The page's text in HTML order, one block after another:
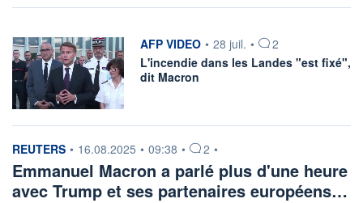
information fournie par
AFP VIDEO • 28 juil. •
2
L'incendie dans les Landes "est fixé",
dit Macron
information fournie par
REUTERS • 16.08.2025 • 09:38 • 2 •
Emmanuel Macron a parlé plus d'une heure
avec Trump et ses partenaires européens…